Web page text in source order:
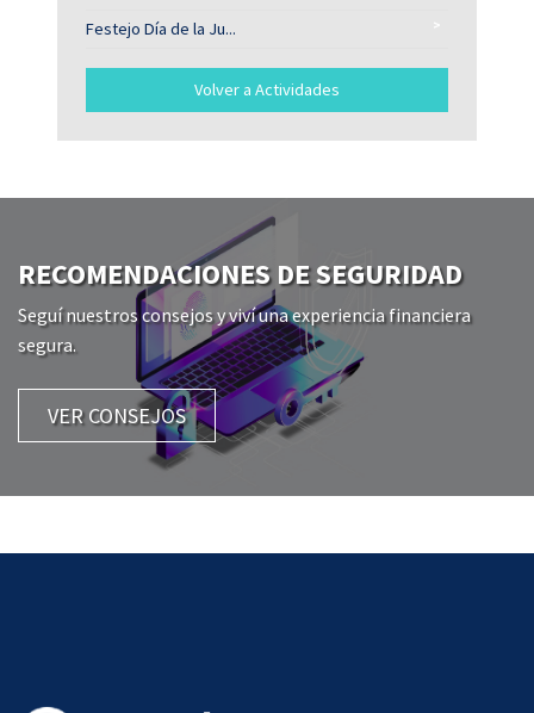
Festejo Día de la Ju... >
Volver a Actividades
RECOMENDACIONES DE SEGURIDAD
Seguí nuestros consejos y viví una experiencia financiera
segura.
VER CONSEJOS